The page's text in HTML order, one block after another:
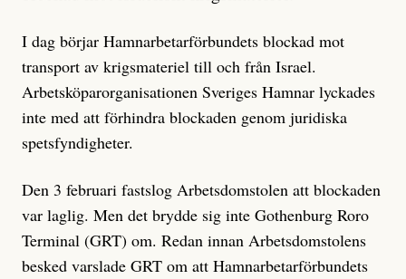
I dag börjar Hamnarbetarförbundets blockad mot
transport av krigsmateriel till och från Israel.
Arbetsköparorganisationen Sveriges Hamnar lyckades
inte med att förhindra blockaden genom juridiska
spetsfyndigheter.
Den 3 februari fastslog Arbetsdomstolen att blockaden
var laglig. Men det brydde sig inte Gothenburg Roro
Terminal (GRT) om. Redan innan Arbetsdomstolens
besked varslade GRT om att Hamnarbetarförbundets